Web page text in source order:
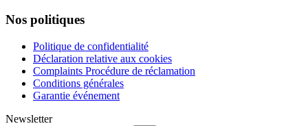
Nos politiques
Politique de confidentialité
Déclaration relative aux cookies
Complaints Procédure de réclamation
Conditions générales
Garantie événement
Newsletter